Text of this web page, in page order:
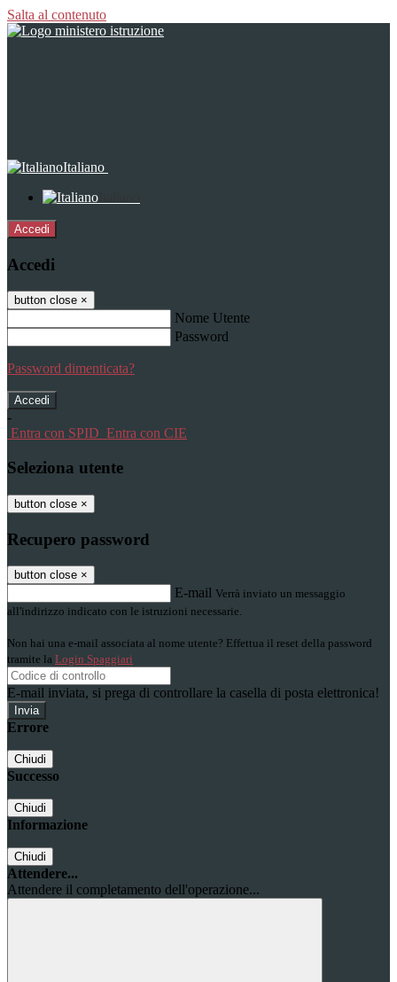
Salta al contenuto
Italiano
Accedi
Accedi
button close ×
Nome Utente
Password
Password dimenticata?
-
Entra con SPID Entra con CIE
Seleziona utente
button close ×
Recupero password
button close ×
E-mail Verrà inviato un messaggio
all'indirizzo indicato con le istruzioni necessarie.
Non hai una e-mail associata al nome utente? Effettua il reset della password
tramite la Login Spaggiari
E-mail inviata, si prega di controllare la casella di posta elettronica!
Errore
Chiudi
Successo
Chiudi
Informazione
Chiudi
Attendere...
Attendere il completamento dell'operazione...